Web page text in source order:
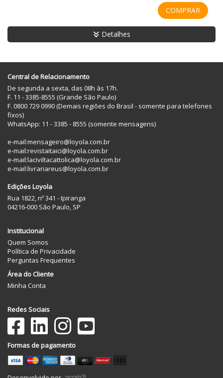
COMPRAR
Detalhes
Central de Relacionamento
De segunda a sexta, das 08h às 17h.
F. 11 - 3385-8555 (Grande São Paulo)
F. 0800 729 0990 (Demais regiões do Brasil - somente para telefones
fixos)
WhatsApp: 11 - 3385 - 8555 (somente mensagens)
e-mail:mensageiro@loyola.com.br
e-mail:revistaitaici@loyola.com.br
e-mail:laciviltacattolica@loyola.com.br
e-mail:livrariareus@loyola.com.br
Edições Loyola
Rua 1822, nº 341 - Ipiranga
04216-000 São Paulo, SP
Institucional
Quem Somos
Política de Privacidade
Perguntas Frequentes
Área do Cliente
Minha Conta
Redes Sociais
Formas de pagamento